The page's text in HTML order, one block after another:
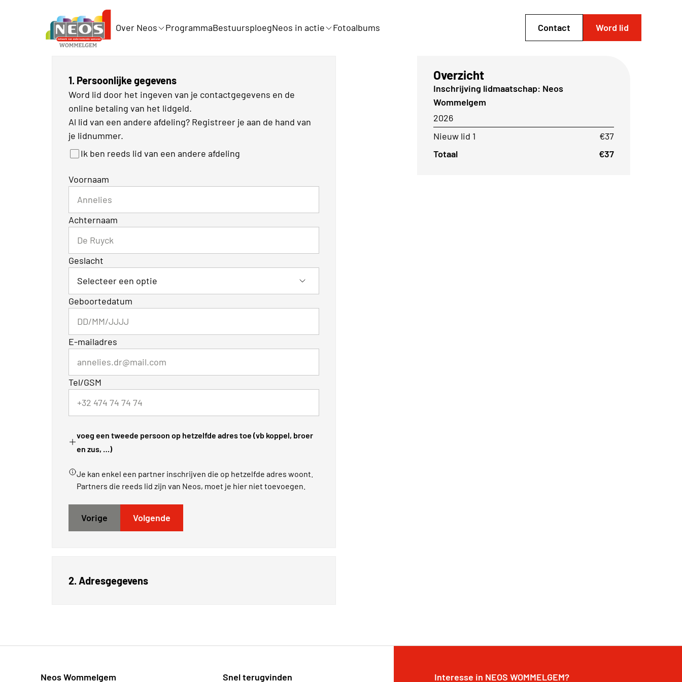
Over Neos ProgrammaBestuursploegNeos in actie Fotoalbums Contact Word lid
1. Persoonlijke gegevens
Word lid door het ingeven van je contactgegevens en de
online betaling van het lidgeld.
Al lid van een andere afdeling? Registreer je aan de hand van
je lidnummer.
Ik ben reeds lid van een andere afdeling
Voornaam
Achternaam
Geslacht
Geboortedatum
E-mailadres
Tel/GSM
voeg een tweede persoon op hetzelfde adres toe (vb koppel, broer
en zus, …)
Je kan enkel een partner inschrijven die op hetzelfde adres woont.
Partners die reeds lid zijn van Neos, moet je hier niet toevoegen.
Vorige Volgende
2. Adresgegevens
Overzicht
Inschrijving lidmaatschap: Neos
Wommelgem
2026
Nieuw lid 1
€37
Totaal
€37
Neos Wommelgem Snel terugvinden Interesse in NEOS WOMMELGEM?